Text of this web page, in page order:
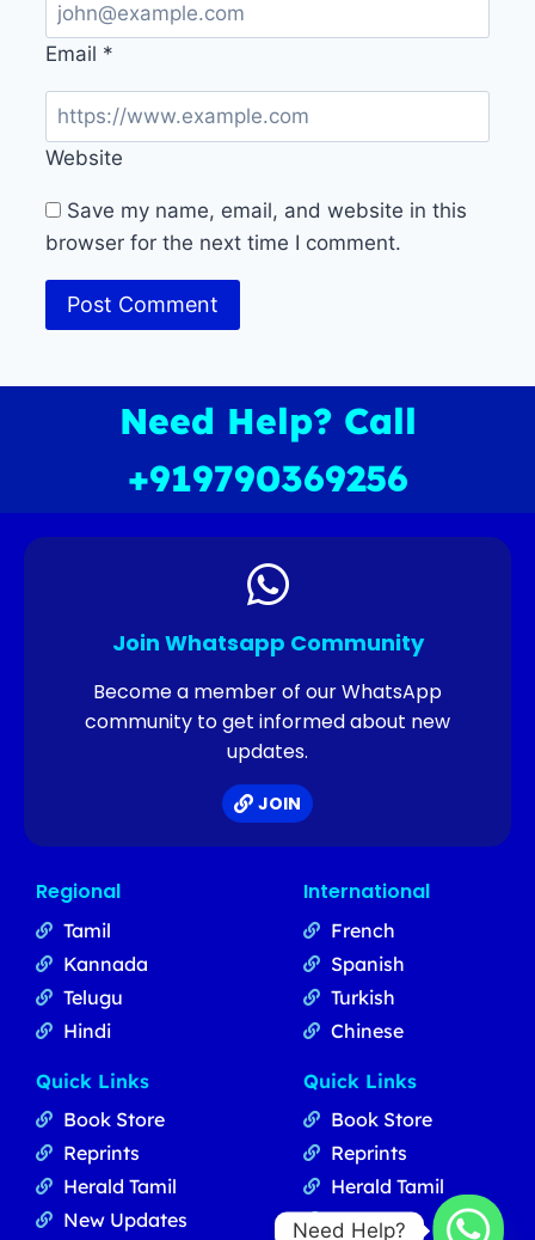
Email *
Website
Save my name, email, and website in this
browser for the next time I comment.
Need Help? Call
+919790369256
Join Whatsapp Community
Become a member of our WhatsApp
community to get informed about new
updates.
JOIN
Regional
Tamil
Kannada
Telugu
Hindi
International
French
Spanish
Turkish
Chinese
Quick Links
Book Store
Reprints
Herald Tamil
New Updates
Quick Links
Book Store
Reprints
Herald Tamil
Updates
Need Help?